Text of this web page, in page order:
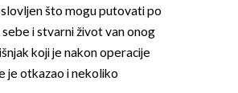
što mogu putovati po
i stvarni život van onog
koji je nakon operacije
je otkazao i nekoliko
OBAVIJESTI